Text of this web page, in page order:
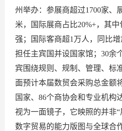
州举办：参展商超过1700家、
米，国际展商占比20%+，其中
强；国际客商超1万人，同比
担任主宾国并设国家馆；30余
宾围绕规则、规制、管理、标
面预计本届数贸会采购总金额
国家、86个商协会和专业机构
视为一面镜子，它映照的并非
数字贸易的能力版图与全球合